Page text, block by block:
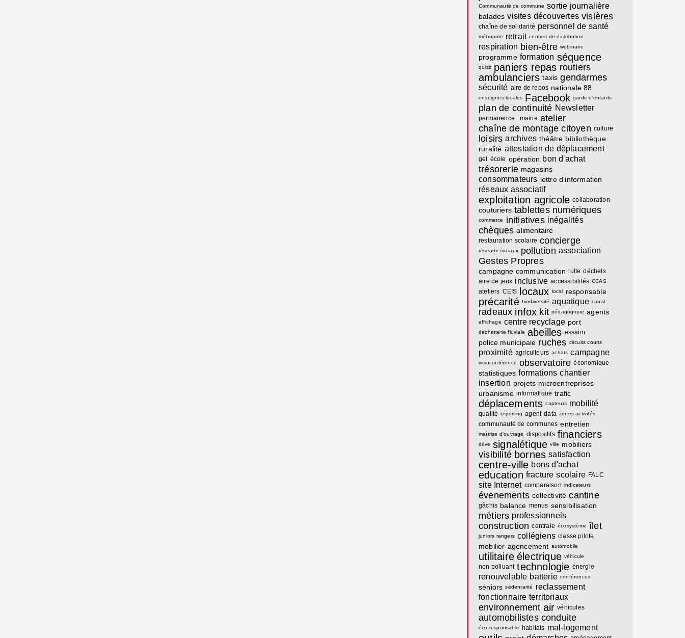
Communauté de commune sortie journalière
balades visites découvertes visières
chaîne de solidarité personnel de santé
métropole retrait centres de distribution
respiration bien-être webinaire
programme formation séquence
quizz paniers repas routiers
ambulanciers taxis gendarmes
sécurité aire de repos nationale 88
enseignes locales Facebook garde d'enfants
plan de continuité Newsletter
permanence : mairie atelier
chaîne de montage citoyen culture
loisirs archives théâtre bibliothèque
ruralité attestation de déplacement
gel école opération bon d'achat
trésorerie magasins
consommateurs lettre d'information
réseaux associatif
exploitation agricole collaboration
couturiers tablettes numériques
commerce initiatives inégalités
chèques alimentaire
restauration scolaire concierge
réseaux sociaux pollution association
Gestes Propres
campagne communication lutte déchets
aire de jeux inclusive accessibilités CCAS
ateliers CEIS locaux local responsable
précarité biodiversité aquatique canal
radeaux infox kit pédagogique agents
affichage centre recyclage port
déchetterie fluviale abeilles essaim
police municipale ruches circuits courts
proximité agriculteurs achats campagne
visioconférence observatoire économique
statistiques formations chantier
insertion projets microentreprises
urbanisme informatique trafic
déplacements capteurs mobilité
qualité reporting agent data zones activités
communauté de communes entretien
maîtrise d'ouvrage dispositifs financiers
drive signalétique ville mobiliers
visibilité bornes satisfaction
centre-ville bons d'achat
education fracture scolaire FALC
site Internet comparaison indicateurs
évenements collectivité cantine
gâchis balance menus sensibilisation
métiers professionnels
construction centrale écosystème îlet
juniors rangers collégiens classe pilote
mobilier agencement automobile
utilitaire électrique véhicule
non polluant technologie énergie
renouvelable batterie conférences
séniors sédentarité
reclassement
fonctionnaire territoriaux
environnement air véhicules
automobilistes conduite
éco-responsable habitats mal-logement